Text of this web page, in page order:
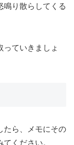
鳴り散らしてくる
ていきましょ
たら、メモにその
ください。